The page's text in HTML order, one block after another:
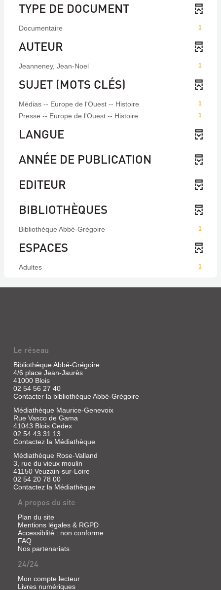
TYPE DE DOCUMENT
1
Documentaire
AUTEUR
1
Jeanneney, Jean-Noel
SUJET (MOTS CLÉS)
1
Médias -- Europe de l'Ouest -- Histoire
1
Presse -- Europe de l'Ouest -- Histoire
LANGUE
ANNÉE DE PUBLICATION
EDITEUR
BIBLIOTHÈQUES
1
Bibliothèque Abbé-Grégoire
ESPACES
1
Adultes
Le réseau
Bibliothèque Abbé-Grégoire
4/6 place Jean-Jaurès
41000 Blois
02 54 56 27 40
Contacter la bibliothèque Abbé-Grégoire
Médiathèque Maurice-Genevoix
Rue Vasco de Gama
41043 Blois Cedex
02 54 43 31 13
Contactez la Médiathèque
Médiathèque Rose-Valland
3, rue du vieux moulin
41150 Veuzain-sur-Loire
02 54 20 78 00
Contactez la Médiathèque
A propos du site
Plan du site
Mentions légales & RGPD
Accessiblité : non conforme
FAQ
Nos partenariats
24/24
Mon compte lecteur
Livres numériques